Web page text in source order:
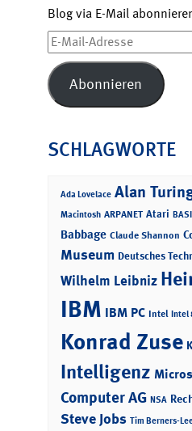
Blog via E-Mail
E-
Mail-
Adresse
Abonnieren
SCHLAGWORTE
Ada Lovelace Alan
Macintosh ARPANET Atari
Babbage Claude Shannon
Museum Deutsches
Wilhelm Leibniz
IBM IBM PC Intel Intel
Konrad Zuse
Intelligenz
Computer AG NSA
Steve Jobs Tim Berners-